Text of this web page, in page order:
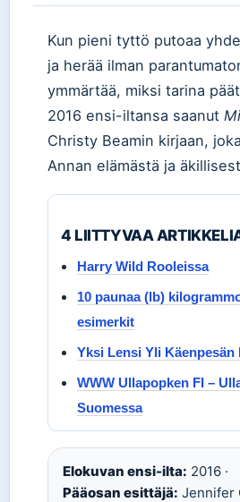
Kun pieni tyttö putoaa
ja herää ilman
ymmärtää, miksi tarina
2016 ensi-iltansa saanut
Christy Beamin kirjaan,
Annan elämästä ja
4 LIITTYVAA
Harry Wild Rooleissa
10 paunaa (lb)
esimerkit
Yksi Lensi Yli Käenpesän
WWW Ullapopken FI –
Suomessa
Elokuvan ensi-ilta: 2016 ·
Pääosan esittäjä: Jennifer